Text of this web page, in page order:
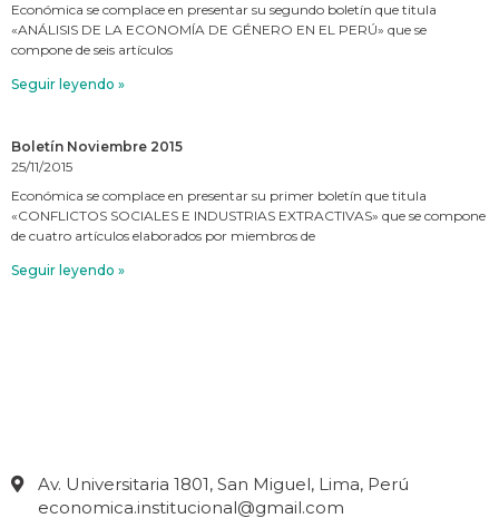
Económica se complace en presentar su segundo boletín que titula
«ANÁLISIS DE LA ECONOMÍA DE GÉNERO EN EL PERÚ» que se
compone de seis artículos
Seguir leyendo »
Boletín Noviembre 2015
25/11/2015
Económica se complace en presentar su primer boletín que titula
«CONFLICTOS SOCIALES E INDUSTRIAS EXTRACTIVAS» que se compone
de cuatro artículos elaborados por miembros de
Seguir leyendo »
Av. Universitaria 1801, San Miguel, Lima, Perú
economica.institucional@gmail.com